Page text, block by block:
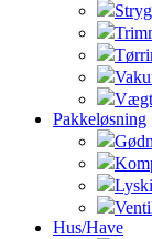
Pakkeløsning
Hus/Have